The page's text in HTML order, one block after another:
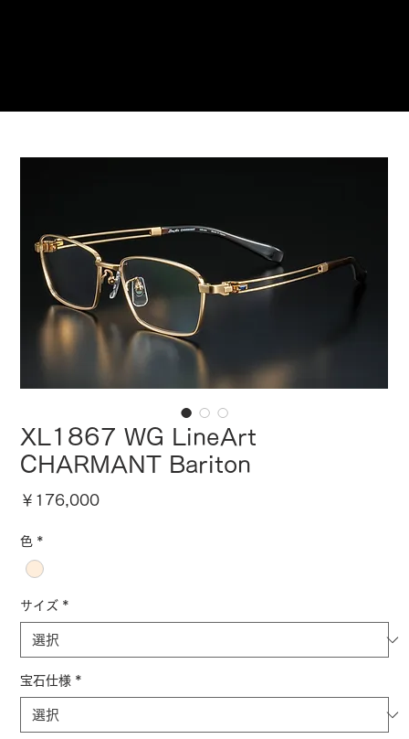
XL1867 WG LineArt
CHARMANT Bariton
￥176,000価
色 *
サイズ *
宝石仕様 *